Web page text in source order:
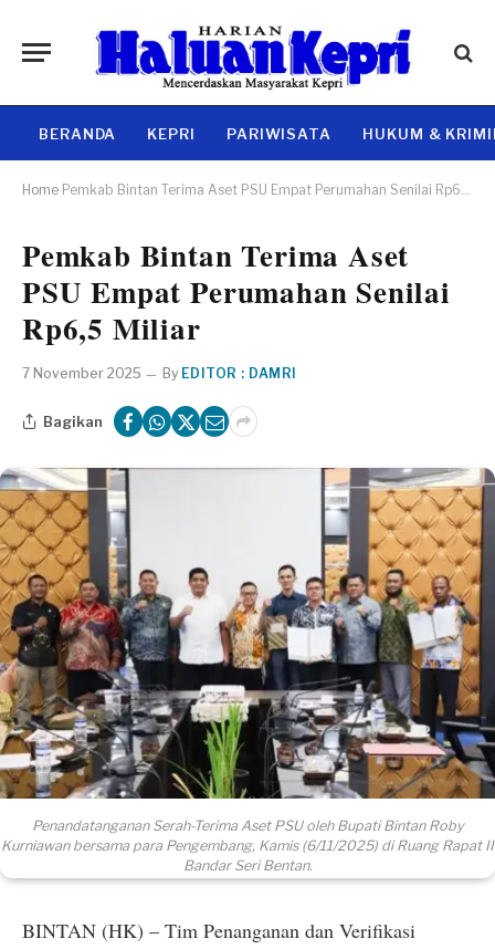
BERANDA KEPRI PARIWISATA HUKUM &
Home Pemkab Bintan Terima Aset PSU Empat Perumahan Senilai Rp6,5 Miliar
Pemkab Bintan Terima Aset
PSU Empat Perumahan Senilai
Rp6,5 Miliar
7 November 2025 By EDITOR : DAMRI
Bagikan
Penandatanganan Serah-Terima Aset PSU oleh Bupati Bintan Roby
Kurniawan bersama para Pengembang, Kamis (6/11/2025) di Ruang Rapat II
Bandar Seri Bentan.
BINTAN (HK) – Tim Penanganan dan Verifikasi